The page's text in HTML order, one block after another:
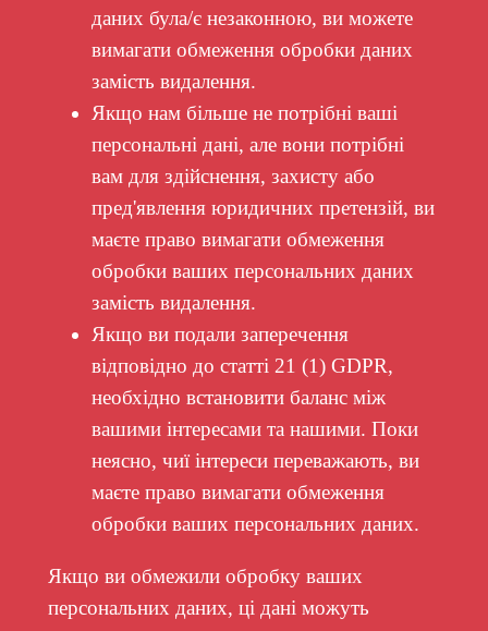
даних була/є незаконною, ви можете
вимагати обмеження обробки даних
замість видалення.
Якщо нам більше не потрібні ваші
персональні дані, але вони потрібні
вам для здійснення, захисту або
пред'явлення юридичних претензій, ви
маєте право вимагати обмеження
обробки ваших персональних даних
замість видалення.
Якщо ви подали заперечення
відповідно до статті 21 (1) GDPR,
необхідно встановити баланс між
вашими інтересами та нашими. Поки
неясно, чиї інтереси переважають, ви
маєте право вимагати обмеження
обробки ваших персональних даних.
Якщо ви обмежили обробку ваших
персональних даних, ці дані можуть